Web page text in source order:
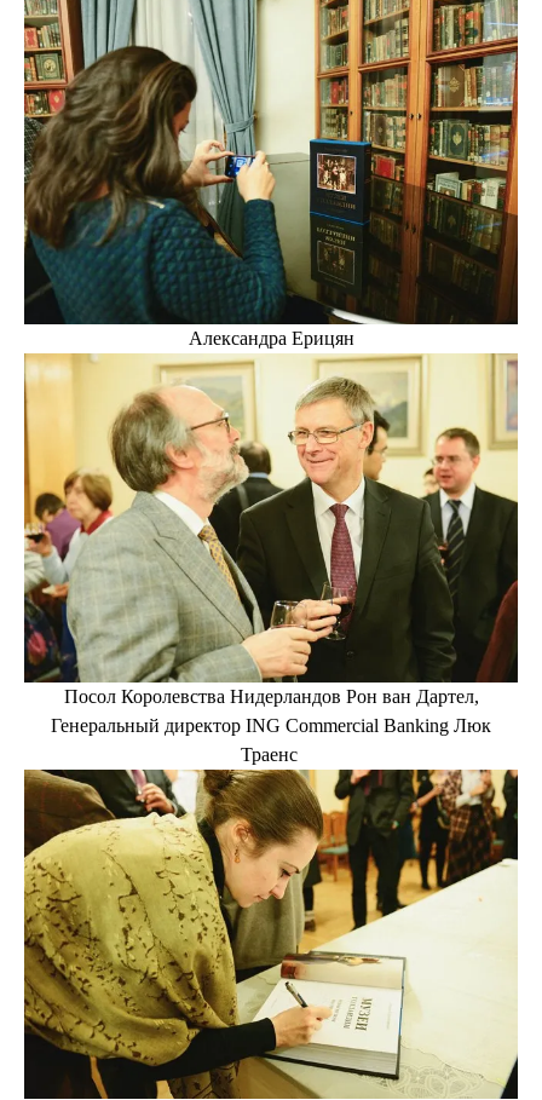
Александра Ерицян
Посол Королевства Нидерландов Рон ван Дартел,
Генеральный директор ING Сommercial Banking Люк
Траенс